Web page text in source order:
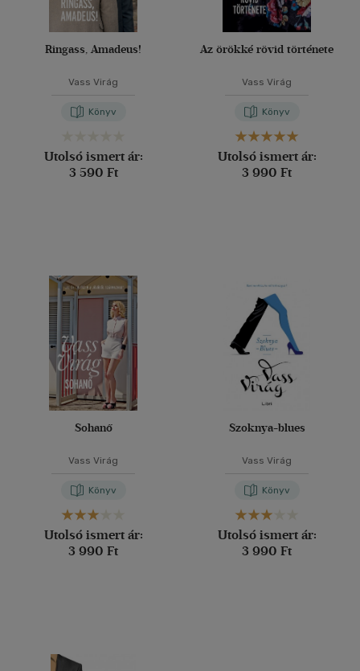
Ringass, Amadeus!
Vass Virág
Könyv
Utolsó ismert ár:
3 590 Ft
Az örökké rövid története
Vass Virág
Könyv
Utolsó ismert ár:
3 990 Ft
Sohanő
Vass Virág
Könyv
Utolsó ismert ár:
3 990 Ft
Szoknya-blues
Vass Virág
Könyv
Utolsó ismert ár:
3 990 Ft